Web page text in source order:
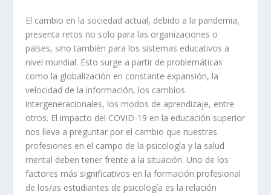
El cambio en la sociedad actual, debido a la pandemia,
presenta retos no solo para las organizaciones o
países, sino también para los sistemas educativos a
nivel mundial. Esto surge a partir de problemáticas
como la globalización en constante expansión, la
velocidad de la información, los cambios
intergeneracionales, los modos de aprendizaje, entre
otros. El impacto del COVID-19 en la educación superior
nos lleva a preguntar por el cambio que nuestras
profesiones en el campo de la psicología y la salud
mental deben tener frente a la situación. Uno de los
factores más significativos en la formación profesional
de los/as estudiantes de psicología es la relación